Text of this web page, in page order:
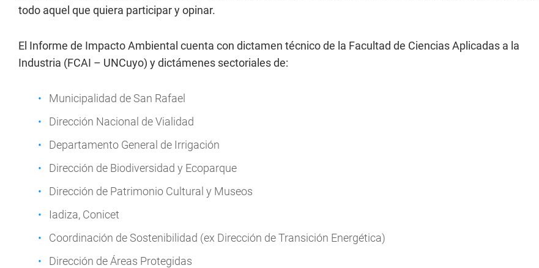
todo aquel que quiera participar y opinar.
El Informe de Impacto Ambiental cuenta con dictamen técnico de la Facultad de Ciencias Aplicadas a la
Industria (FCAI – UNCuyo) y dictámenes sectoriales de:
Municipalidad de San Rafael
Dirección Nacional de Vialidad
Departamento General de Irrigación
Dirección de Biodiversidad y Ecoparque
Dirección de Patrimonio Cultural y Museos
Iadiza, Conicet
Coordinación de Sostenibilidad (ex Dirección de Transición Energética)
Dirección de Áreas Protegidas